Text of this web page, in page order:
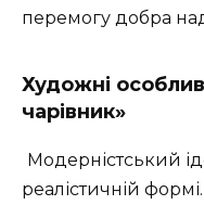
перемогу добра
Художні
чарівник»
Модерністський
реалістичній формі.